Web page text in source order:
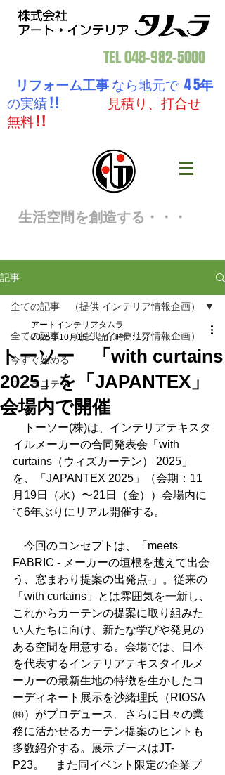
TEL048-982-5000
リフォーム工事なら地元で 4 5年
の実績 ! !
見積り、打合せ
無料 ! !
生活空間を創造する・・・
記事
全ての記事 （提供 インテリア情報企画）
今すぐ始める
コミュニティ
全ての記事 （提供 インテリア情報企画）
トーソー 「with curtains
2025」を「JAPANTEX」
会場内で開催
アートインテリアタムラ
2025年10月15日 読了時間: 1分
トーソー(株)は、インテリアテキスタ
イルメーカーの合同発表会「with
curtains（ウィズカーテン） 2025」
を、「JAPANTEX 2025」（会期：11
月19日（水）〜21日（金））会場内に
て6年ぶりにリアル開催する。
今回のコンセプトは、「meets
FABRIC - メーカーの垣根を越えて出会
う、窓まわり提案の出発点-」。従来の
「with curtains」とは雰囲気を一新し、
これからカーテンの提案に取り組みた
い人たちに向け、新たな学びや発見の
ある空間を用意する。会場では、日本
を代表するインテリアテキスタイルメ
ーカーの最新生地の特徴を生かしたコ
ーディネート展示を沙緒理氏（RIOSA
㈱）がプロデュース。さらに日々の業
務に活かせるカーテン提案のヒントも
多数紹介する。展示ブースはJT-
P23。　また同イベント限定の企業プ